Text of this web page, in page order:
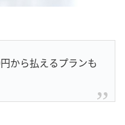
から払えるプランも